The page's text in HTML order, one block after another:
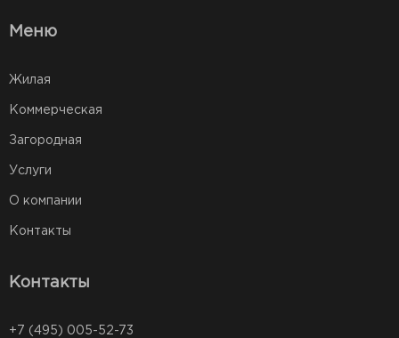
Меню
Жилая
Коммерческая
Загородная
Услуги
О компании
Контакты
Контакты
+7 (495) 005-52-73